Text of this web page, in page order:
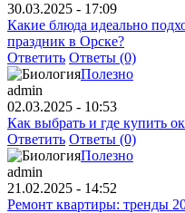
30.03.2025 - 17:09
Какие блюда идеально
праздник в Орске?
Ответить Ответы (0)
Полезно
admin
02.03.2025 - 10:53
Как выбрать и где купить
Ответить Ответы (0)
Полезно
admin
21.02.2025 - 14:52
Ремонт квартиры: тренды